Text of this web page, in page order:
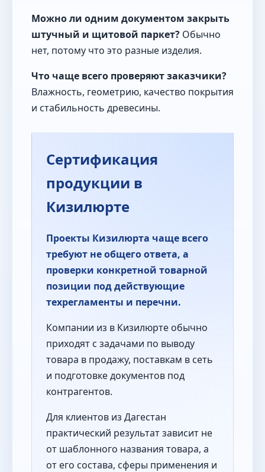
Можно ли одним документом закрыть
штучный и щитовой паркет? Обычно
нет, потому что это разные изделия.
Что чаще всего проверяют заказчики?
Влажность, геометрию, качество покрытия
и стабильность древесины.
Сертификация
продукции в
Кизилюрте
Проекты Кизилюрта чаще всего
требуют не общего ответа, а
проверки конкретной товарной
позиции под действующие
техрегламенты и перечни.
Компании из в Кизилюрте обычно
приходят с задачами по выводу
товара в продажу, поставкам в сеть
и подготовке документов под
контрагентов.
Для клиентов из Дагестан
практический результат зависит не
от шаблонного названия товара, а
от его состава, сферы применения и